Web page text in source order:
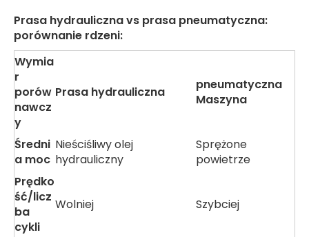
Prasa hydrauliczna vs prasa pneumatyczna:
porównanie rdzeni:
Wymia
r
porów
nawcz
y
Prasa hydrauliczna
pneumatyczna
Maszyna
Średni
a moc
Nieściśliwy olej
hydrauliczny
Sprężone
powietrze
Prędko
ść/licz
ba
cykli
Wolniej Szybciej